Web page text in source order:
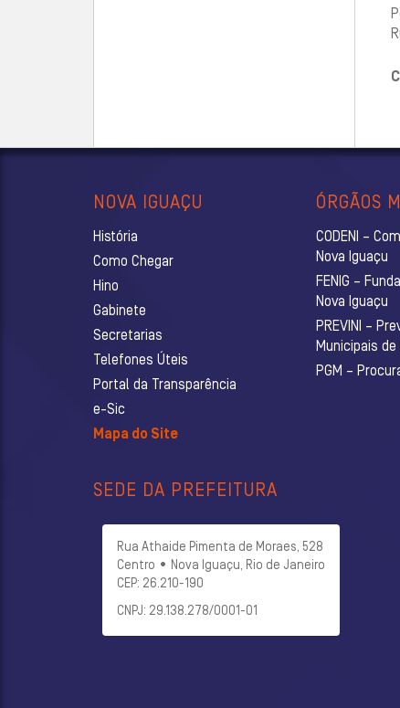
NOVA IGUAÇU
História
Como Chegar
Hino
Gabinete
Secretarias
Telefones Úteis
Portal da Transparência
e-Sic
Mapa do Site
ÓRGÃOS
CODENI –
Nova Iguaçu
FENIG –
Nova Iguaçu
PREVINI –
Municipais de
PGM –
SEDE DA PREFEITURA
Rua Athaide Pimenta de Moraes, 528
Centro • Nova Iguaçu, Rio de Janeiro
CEP: 26.210-190
CNPJ: 29.138.278/0001-01